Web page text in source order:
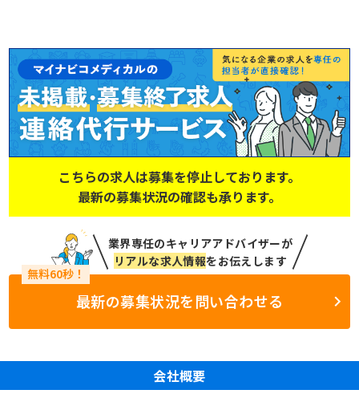
こちらの求人は募集を停止しております。
最新の募集状況の確認も承ります。
業界専任のキャリアアドバイザーが
リアルな求人情報をお伝えします
最新の募集状況を問い合わせる
会社概要